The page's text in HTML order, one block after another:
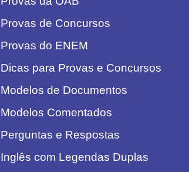
Provas de Concursos
Provas do ENEM
Dicas para Provas e Concursos
Modelos de Documentos
Modelos Comentados
Perguntas e Respostas
Inglês com Legendas Duplas